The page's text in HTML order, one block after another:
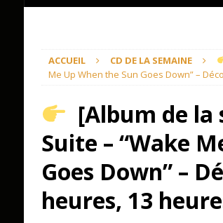
ACCUEIL CD DE LA SEMAINE
Me Up When the Sun Goes Down” –
[Album de la
Suite – “Wake
Goes Down” –
heures, 13